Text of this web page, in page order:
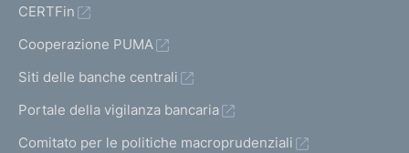
CERTFin
Cooperazione PUMA
Siti delle banche centrali
Portale della vigilanza bancaria
Comitato per le politiche macroprudenziali